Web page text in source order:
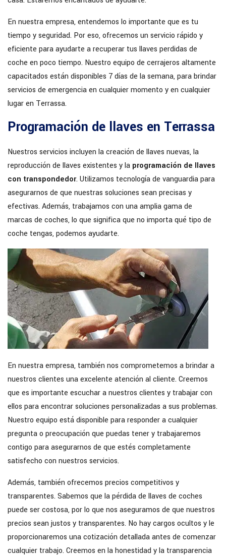
En nuestra empresa, entendemos lo importante que es tu
tiempo y seguridad. Por eso, ofrecemos un servicio rápido y
eficiente para ayudarte a recuperar tus llaves perdidas de
coche en poco tiempo. Nuestro equipo de cerrajeros altamente
capacitados están disponibles 7 días de la semana, para brindar
servicios de emergencia en cualquier momento y en cualquier
lugar en Terrassa.
Programación de llaves en Terrassa
Nuestros servicios incluyen la creación de llaves nuevas, la
reproducción de llaves existentes y la programación de llaves
con transpondedor. Utilizamos tecnología de vanguardia para
asegurarnos de que nuestras soluciones sean precisas y
efectivas. Además, trabajamos con una amplia gama de
marcas de coches, lo que significa que no importa qué tipo de
coche tengas, podemos ayudarte.
En nuestra empresa, también nos comprometemos a brindar a
nuestros clientes una excelente atención al cliente. Creemos
que es importante escuchar a nuestros clientes y trabajar con
ellos para encontrar soluciones personalizadas a sus problemas.
Nuestro equipo está disponible para responder a cualquier
pregunta o preocupación que puedas tener y trabajaremos
contigo para asegurarnos de que estés completamente
satisfecho con nuestros servicios.
Además, también ofrecemos precios competitivos y
transparentes. Sabemos que la pérdida de llaves de coches
puede ser costosa, por lo que nos aseguramos de que nuestros
precios sean justos y transparentes. No hay cargos ocultos y le
proporcionaremos una cotización detallada antes de comenzar
cualquier trabajo. Creemos en la honestidad y la transparencia